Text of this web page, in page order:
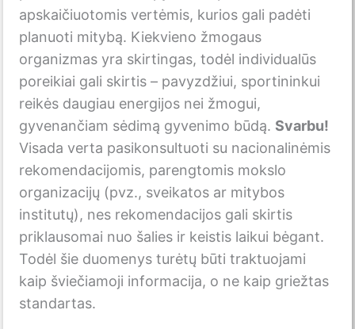
apskaičiuotomis vertėmis, kurios gali padėti
planuoti mitybą. Kiekvieno žmogaus
organizmas yra skirtingas, todėl individualūs
poreikiai gali skirtis – pavyzdžiui, sportininkui
reikės daugiau energijos nei žmogui,
gyvenančiam sėdimą gyvenimo būdą. Svarbu!
Visada verta pasikonsultuoti su nacionalinėmis
rekomendacijomis, parengtomis mokslo
organizacijų (pvz., sveikatos ar mitybos
institutų), nes rekomendacijos gali skirtis
priklausomai nuo šalies ir keistis laikui bėgant.
Todėl šie duomenys turėtų būti traktuojami
kaip šviečiamoji informacija, o ne kaip griežtas
standartas.